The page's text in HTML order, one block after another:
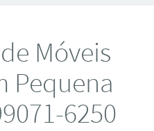
Móveis
Pequena
6250